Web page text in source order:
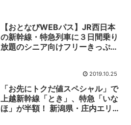
【おとなびWEBパス】JR西日本
の新幹線・特急列車に３日間乗り
放題のシニア向けフリーきっぷ！
2019.10.25
「お先にトクだ値スペシャル」で
上越新幹線「とき」、特急「いな
ほ」が半額！ 新潟県・庄内エリ